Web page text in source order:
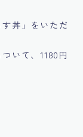
丼」をいただ
いて、1180円